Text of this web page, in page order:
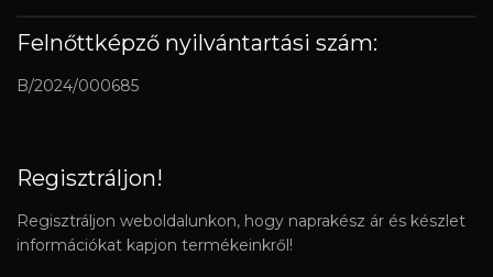
Felnőttképző nyilvántartási szám:
B/2024/000685
Regisztráljon!
Regisztráljon weboldalunkon, hogy naprakész ár és készlet
információkat kapjon termékeinkről!